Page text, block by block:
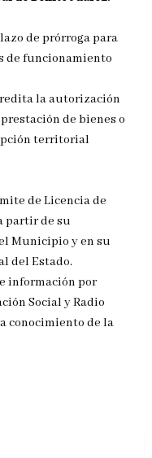
de prórroga para
de funcionamiento
la autorización
de bienes o
territorial
de Licencia de
partir de su
Municipio y en su
del Estado.
información por
Social y Radio
conocimiento de la